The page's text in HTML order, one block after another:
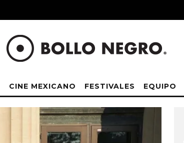
CINE MEXICANO FESTIVALES EQUIPO